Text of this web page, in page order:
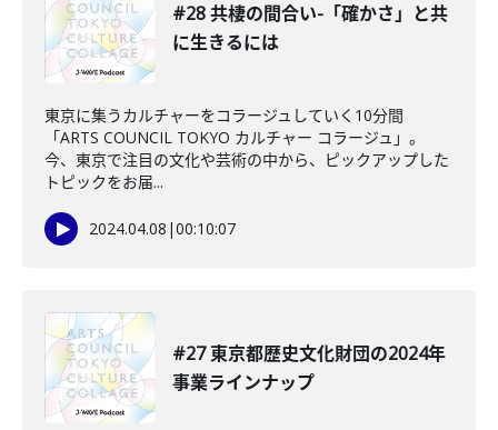
#28 共棲の間合い-「確かさ」と共
に生きるには
東京に集うカルチャーをコラージュしていく10分間
「ARTS COUNCIL TOKYO カルチャー コラージュ」。
今、東京で注目の文化や芸術の中から、ピックアップした
トピックをお届...
2024.04.08 |00:10:07
#27 東京都歴史文化財団の2024年
事業ラインナップ